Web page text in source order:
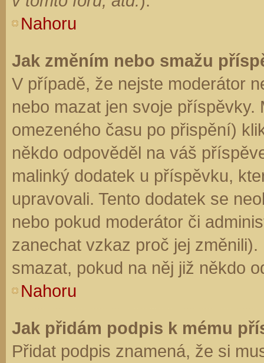
Nahoru
Jak změním nebo smažu
V případě, že nejste moderátor
nebo mazat jen svoje
omezeného času po přispění)
někdo odpověděl na váš
malinký dodatek u příspěvku,
upravovali. Tento dodatek se
nebo pokud moderátor či
zanechat vzkaz proč jej
smazat, pokud na něj již někdo
Nahoru
Jak přidám podpis k mému
Přidat podpis znamená, že si